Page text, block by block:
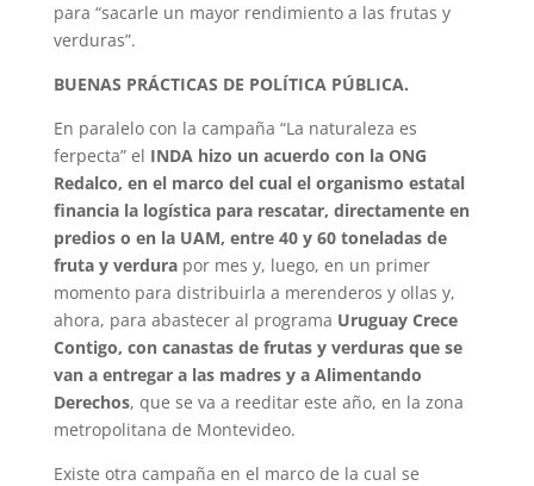
para “sacarle un mayor rendimiento a las frutas y
verduras”.
BUENAS PRÁCTICAS DE POLÍTICA PÚBLICA.
En paralelo con la campaña “La naturaleza es
ferpecta” el INDA hizo un acuerdo con la ONG
Redalco, en el marco del cual el organismo estatal
financia la logística para rescatar, directamente en
predios o en la UAM, entre 40 y 60 toneladas de
fruta y verdurapor mes y, luego, en un primer
momento para distribuirla a merenderos y ollas y,
ahora, para abastecer al programa Uruguay Crece
Contigo, con canastas de frutas y verduras que se
van a entregar a las madres y a Alimentando
Derechos, que se va a reeditar este año, en la zona
metropolitana de Montevideo.
Existe otra campaña en el marco de la cual se